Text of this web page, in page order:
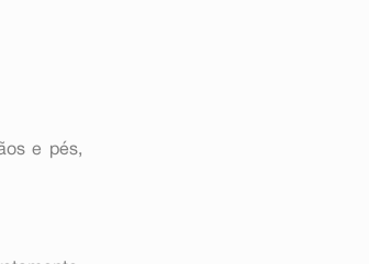
e pés,